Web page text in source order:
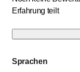
Erfahrung teilt
Sprachen